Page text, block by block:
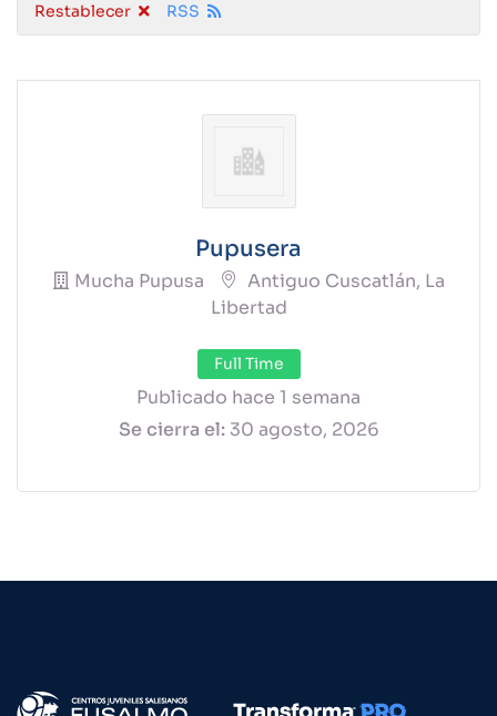
Restablecer
RSS
Pupusera
Mucha Pupusa
Antiguo Cuscatlán, La
Libertad
Full Time
Publicado hace 1 semana
Se cierra el:30 agosto, 2026